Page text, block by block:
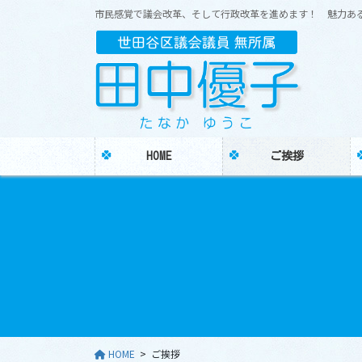
市民感覚で議会改革、そして行政改革を進めます！ 魅力あ
HOME ご挨拶
HOME ご挨拶